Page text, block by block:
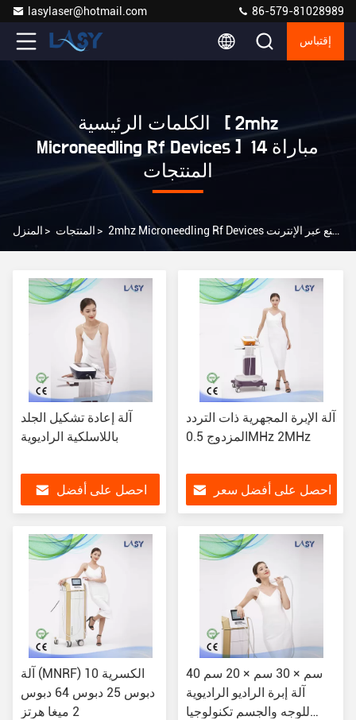
lasylaser@hotmail.com 86-579-81028989
إقتباس
الكلمات الرئيسية [ 2mhz
Microneedling Rf Devices ] مباراة 14
المنتجات
المنزل > المنتجات > 2mhz Microneedling Rf Devices المصنع عبر الإنترنت
آلة إعادة تشكيل الجلد
باللاسلكية الراديوية
احصل على أفضل
آلة الإبرة المجهرية ذات التردد
المزدوج 0.5MHz 2MHz
احصل على أفضل سعر
آلة (MNRF) الكسرية 10
دبوس 25 دبوس 64 دبوس
2 ميغا هرتز
40 سم × 30 سم × 20 سم
آلة إبرة الراديو الراديوية
للوجه والجسم تكنولوجيا